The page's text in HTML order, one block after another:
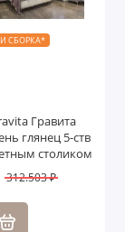
СБОРКА*
Гравита
глянец 5-ств
столиком
312.503 ₽